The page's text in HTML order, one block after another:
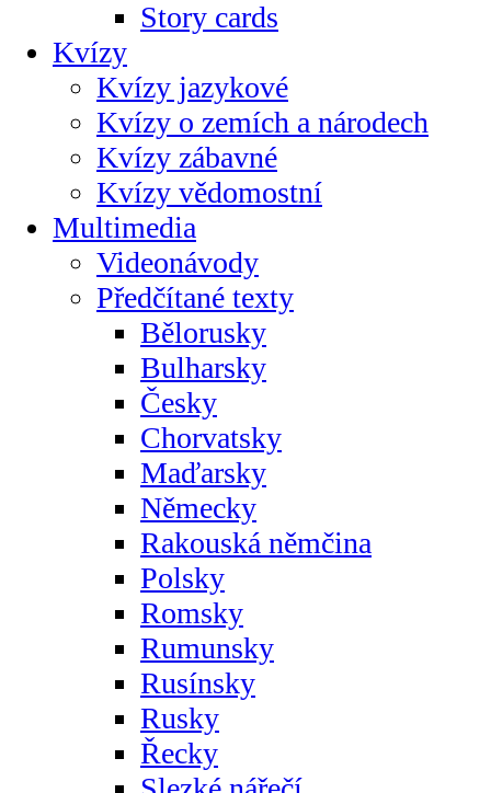
Story cards
Kvízy
Kvízy jazykové
Kvízy o zemích a národech
Kvízy zábavné
Kvízy vědomostní
Multimedia
Videonávody
Předčítané texty
Bělorusky
Bulharsky
Česky
Chorvatsky
Maďarsky
Německy
Rakouská němčina
Polsky
Romsky
Rumunsky
Rusínsky
Rusky
Řecky